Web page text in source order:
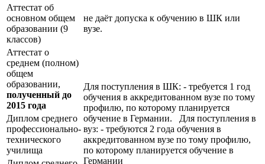
Аттестат об
основном общем
образовании (9
классов)
не даёт допуска к обучению в ШК или
вузе.
Аттестат о
среднем (полном)
общем
образовании,
полученный до
2015 года
Для поступления в ШК: - требуется 1 год
обучения в аккредитованном вузе по тому
профилю, по которому планируется
обучение в Германии. Для поступления в
вуз: - требуются 2 года обучения в
аккредитованном вузе по тому профилю,
по которому планируется обучение в
Германии
Диплом среднего
профессионально-
технического
училища